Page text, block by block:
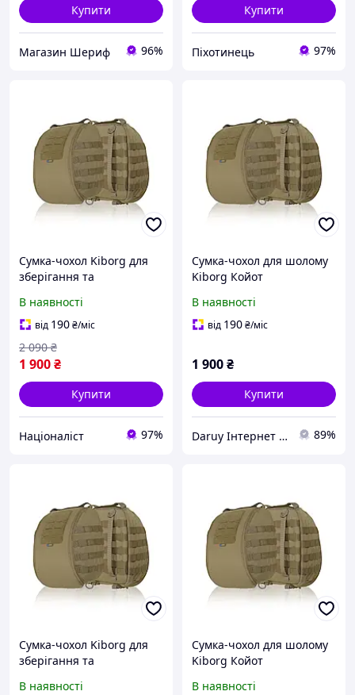
Купити
Магазин Шериф 96%
Купити
Піхотинець 97%
Сумка-чохол Kiborg для
зберігання та
Койот [n-2318]
В наявності
від 190₴/міс
1 900₴
2 090 ₴
Купити
Націоналіст 97%
Сумка-чохол для шолому
Kiborg Койот
В наявності
від 190₴/міс
1 900₴
Купити
Daruy Інтернет Магазин "Туристичне спорядження" 89%
Сумка-чохол Kiborg для
зберігання та
В наявності
Сумка-чохол для шолому
Kiborg Койот
В наявності